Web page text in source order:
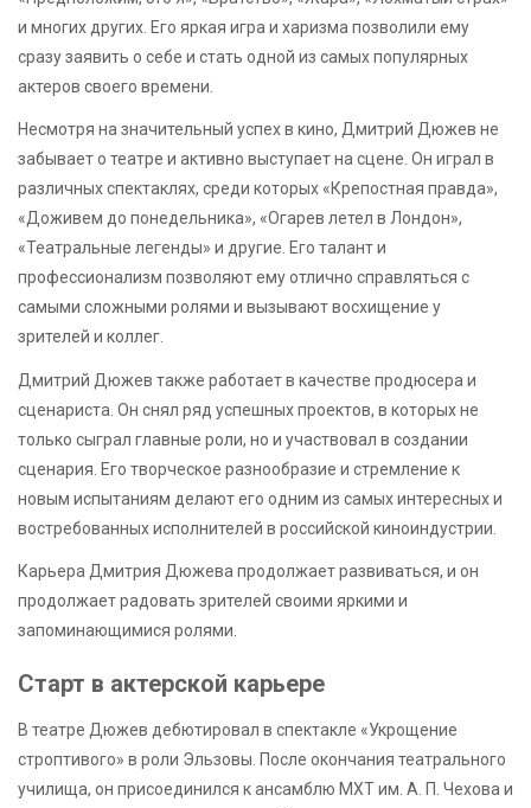
и многих других. Его яркая игра и харизма позволили ему
сразу заявить о себе и стать одной из самых популярных
актеров своего времени.
Несмотря на значительный успех в кино, Дмитрий Дюжев не
забывает о театре и активно выступает на сцене. Он играл в
различных спектаклях, среди которых «Крепостная правда»,
«Доживем до понедельника», «Огарев летел в Лондон»,
«Театральные легенды» и другие. Его талант и
профессионализм позволяют ему отлично справляться с
самыми сложными ролями и вызывают восхищение у
зрителей и коллег.
Дмитрий Дюжев также работает в качестве продюсера и
сценариста. Он снял ряд успешных проектов, в которых не
только сыграл главные роли, но и участвовал в создании
сценария. Его творческое разнообразие и стремление к
новым испытаниям делают его одним из самых интересных и
востребованных исполнителей в российской киноиндустрии.
Карьера Дмитрия Дюжева продолжает развиваться, и он
продолжает радовать зрителей своими яркими и
запоминающимися ролями.
Старт в актерской карьере
В театре Дюжев дебютировал в спектакле «Укрощение
строптивого» в роли Эльзовы. После окончания театрального
училища, он присоединился к ансамблю МХТ им. А. П. Чехова и